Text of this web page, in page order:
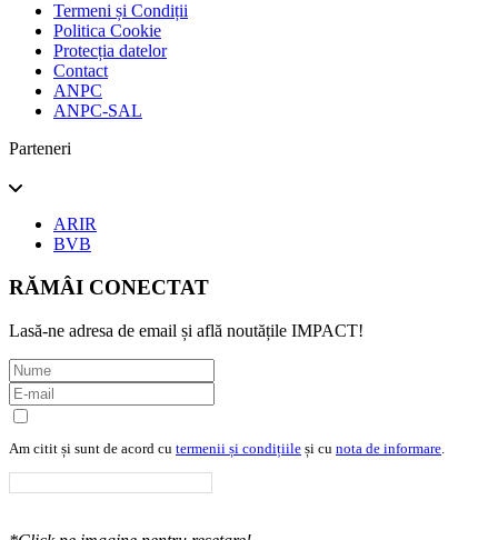
Termeni și Condiții
Politica Cookie
Protecția datelor
Contact
ANPC
ANPC-SAL
Parteneri
ARIR
BVB
RĂMÂI CONECTAT
Lasă-ne adresa de email și află noutățile IMPACT!
Am citit și sunt de acord cu termenii și condițiile și cu nota de informare.